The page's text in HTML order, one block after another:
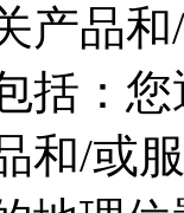
产品
括：
和/或